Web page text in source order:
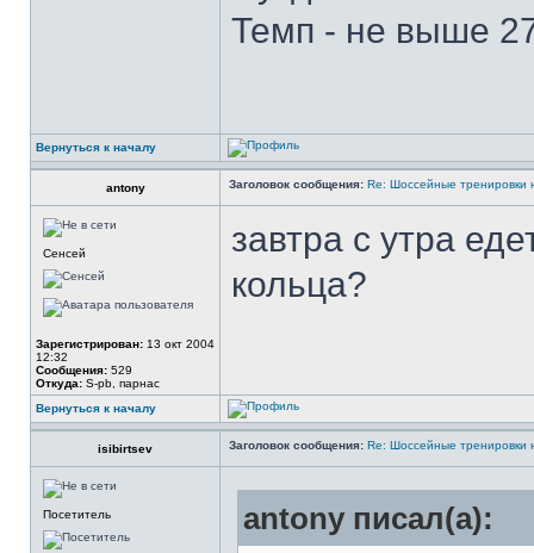
Темп - не выше
Вернуться к началу
antony Заголовок сообщения: Re: Шоссейные тренировки
Сенсей
Зарегистрирован: 13 окт 2004
12:32
Сообщения: 529
Откуда: S-pb, парнас
завтра с утра
кольца?
Вернуться к началу
isibirtsev Заголовок сообщения: Re: Шоссейные тренировки
Посетитель antony писал(а):